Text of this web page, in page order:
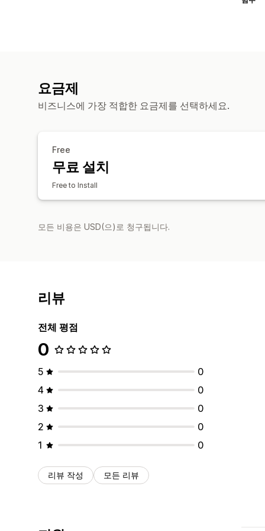
요금제
비즈니스에 가장 적합한 요금제를 선택하세요.
Free
무료 설치
Free to Install
모든 비용은 USD(으)로 청구됩니다.
리뷰
전체 평점
0
5
0
4
0
3
0
2
0
1
0
리뷰 작성 모든 리뷰